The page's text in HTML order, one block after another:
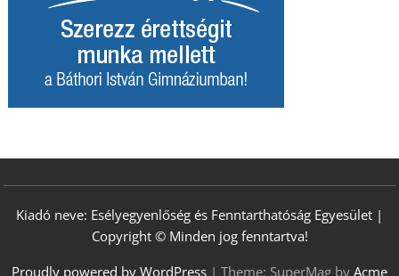
Kiadó neve: Esélyegyenlőség és Fenntarthatóság Egyesület |
Copyright © Minden jog fenntartva!
Proudly powered by WordPress | Theme: SuperMag by Acme